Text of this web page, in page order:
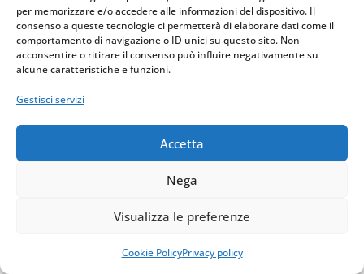
per memorizzare e/o accedere alle informazioni del dispositivo. Il
consenso a queste tecnologie ci permetterà di elaborare dati come il
comportamento di navigazione o ID unici su questo sito. Non
acconsentire o ritirare il consenso può influire negativamente su
alcune caratteristiche e funzioni.
Gestisci servizi
Accetta
Nega
Visualizza le preferenze
Cookie PolicyPrivacy policy
omologazione mediante superamento dei test
normativi.
perdite fiscali infragruppo , gruppo societario ,
interessi indeducibili ,
operazioni straordinarie